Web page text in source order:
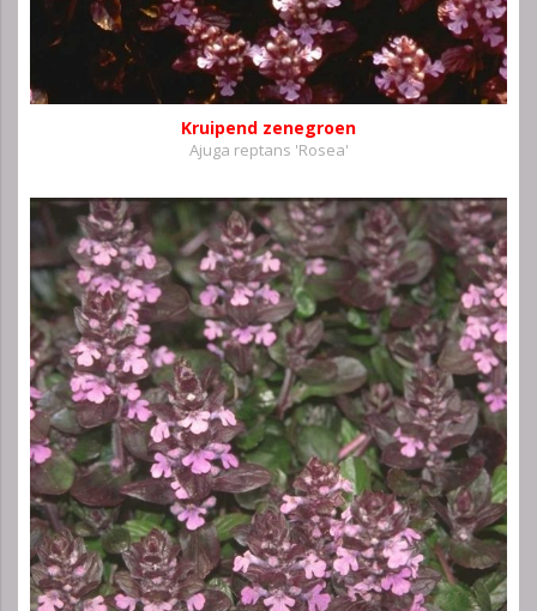
Kruipend zenegroen
Ajuga reptans 'Rosea'